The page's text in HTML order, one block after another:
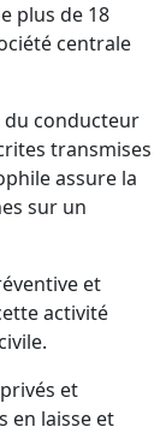
plus de 18
centrale
du conducteur
transmises
assure la
sur un
et
activité
et
en laisse et